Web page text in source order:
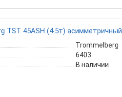
TST 45ASH (4.5т) асимметричный
Trommelberg
6403
В наличии